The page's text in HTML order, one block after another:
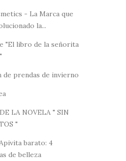
- La Marca que
la...
"El libro de la señorita
de prendas de invierno
LA NOVELA " SIN
"
barato: 4
de belleza